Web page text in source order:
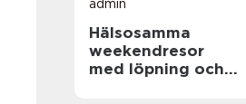
admin
Hälsosamma
weekendresor
med löpning och